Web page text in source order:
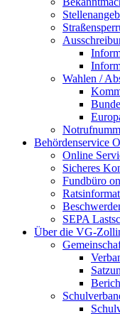
Wahlen /
Behördenservice
Online
Sicheres
Fundbüro
SEPA
Über die VG-